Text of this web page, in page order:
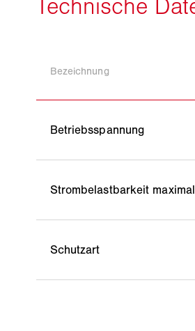
Bezeichnung
Betriebsspannung
Strombelastbarkeit maximal
Schutzart